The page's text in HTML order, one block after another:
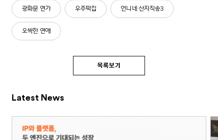
광화문 연가 우주떡집 언니네 산지직송3
오싹한 연애
목록보기
Latest News